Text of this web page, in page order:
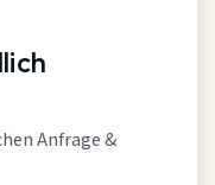
Anfrage &